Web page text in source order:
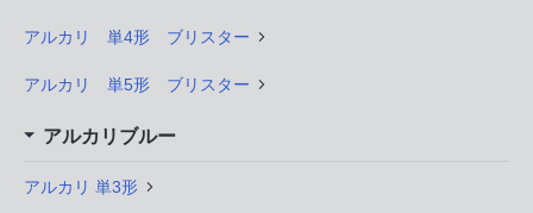
アルカリ 単4形 ブリスター
アルカリ 単5形 ブリスター
アルカリブルー
アルカリ 単3形